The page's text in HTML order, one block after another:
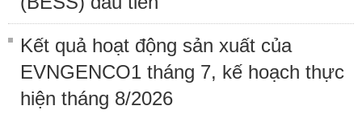
Kết quả hoạt động sản xuất của
EVNGENCO1 tháng 7, kế hoạch thực
hiện tháng 8/2026